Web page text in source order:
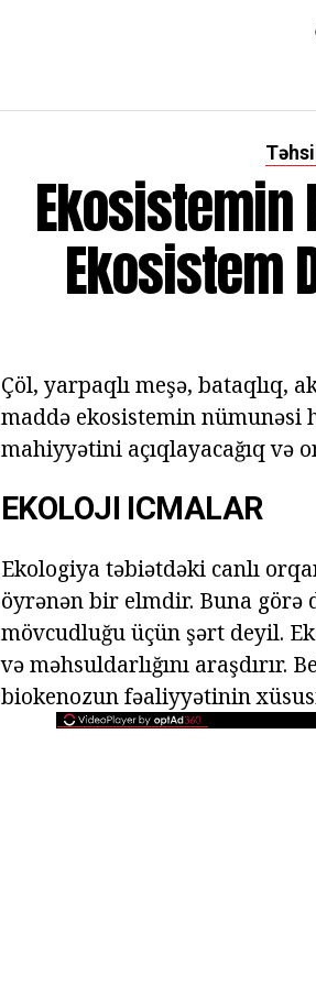
Ekosistemin
Ekosistem
Çöl, yarpaqlı meşə, bataqlıq,
maddə ekosistemin nümunəsi
mahiyyətini açıqlayacağıq və
EKOLOJI ICMALAR
Ekologiya təbiətdəki canlı
öyrənən bir elmdir. Buna görə
mövcudluğu üçün şərt deyil.
və məhsuldarlığını
biokenozun fəaliyyətinin